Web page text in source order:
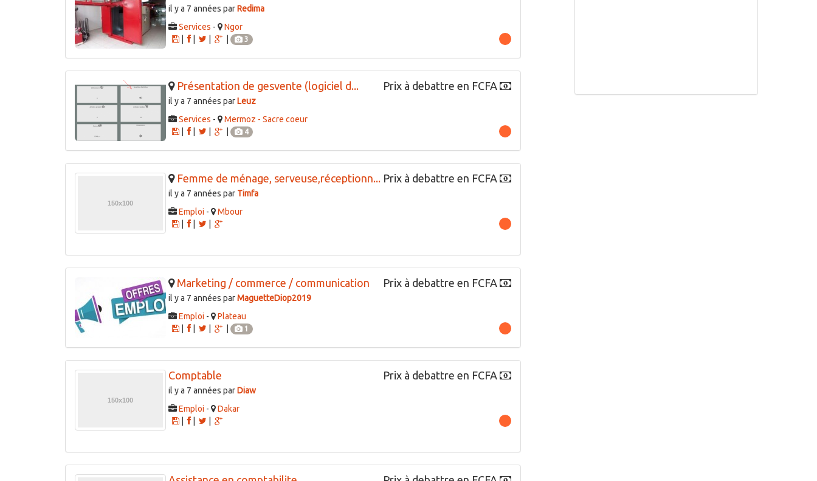
il y a 7 années parRedima
Services -
Ngor
|
3
Présentation de gesvente (logiciel d... Prix à debattre en FCFA
il y a 7 années parLeuz
Services -
Mermoz - Sacre coeur
|
4
Femme de ménage, serveuse,réceptionn... Prix à debattre en FCFA
il y a 7 années par Timfa
Emploi -
Mbour
|
Marketing / commerce / communication Prix à debattre en FCFA
il y a 7 années parMaguetteDiop2019
Emploi -
Plateau
|
1
Comptable Prix à debattre en FCFA
il y a 7 années parDiaw
Emploi -
Dakar
|